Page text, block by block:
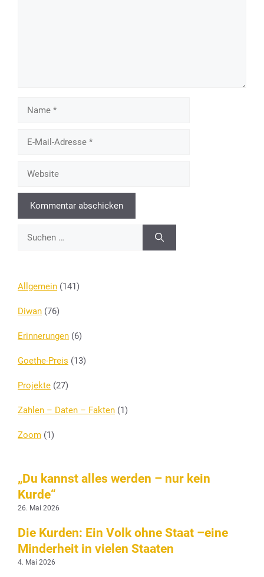
Mail-
nach:
Allgemein (141)
Diwan (76)
Erinnerungen (6)
Goethe-Preis (13)
Projekte (27)
Zahlen – Daten – Fakten (1)
Zoom (1)
„Du kannst alles werden – nur kein
Kurde“
26. Mai 2026
Die Kurden: Ein Volk ohne Staat –eine
Minderheit in vielen Staaten
4. Mai 2026